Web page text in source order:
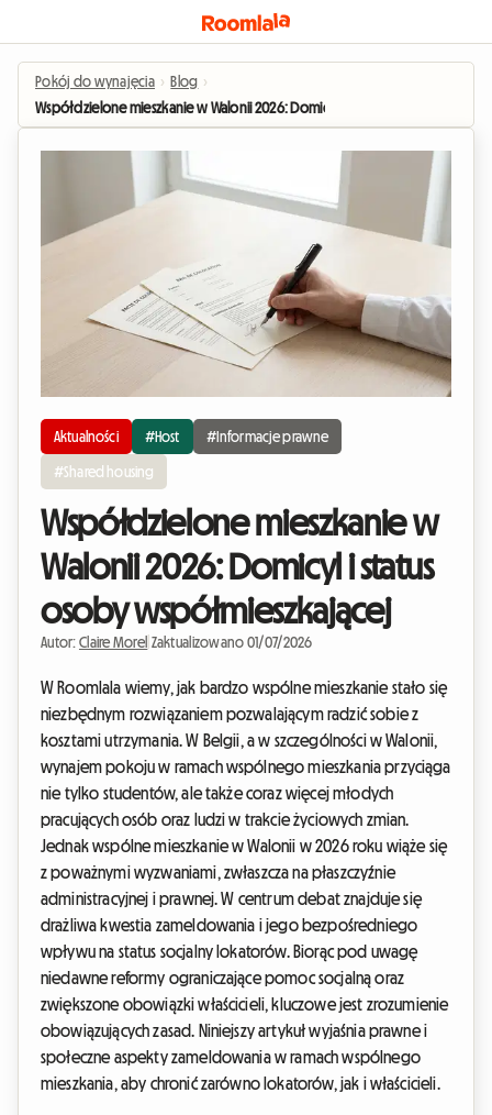
Pokój do wynajęcia › Blog ›
Współdzielone mieszkanie w Walonii 2026: Domicyl i status osoby
Aktualności #Host #Informacje prawne
#Shared housing
Współdzielone mieszkanie w
Walonii 2026: Domicyl i status
osoby współmieszkającej
Autor: Claire Morel Zaktualizowano 01/07/2026
W Roomlala wiemy, jak bardzo wspólne mieszkanie stało się
niezbędnym rozwiązaniem pozwalającym radzić sobie z
kosztami utrzymania. W Belgii, a w szczególności w Walonii,
wynajem pokoju w ramach wspólnego mieszkania przyciąga
nie tylko studentów, ale także coraz więcej młodych
pracujących osób oraz ludzi w trakcie życiowych zmian.
Jednak wspólne mieszkanie w Walonii w 2026 roku wiąże się
z poważnymi wyzwaniami, zwłaszcza na płaszczyźnie
administracyjnej i prawnej. W centrum debat znajduje się
drażliwa kwestia zameldowania i jego bezpośredniego
wpływu na status socjalny lokatorów. Biorąc pod uwagę
niedawne reformy ograniczające pomoc socjalną oraz
zwiększone obowiązki właścicieli, kluczowe jest zrozumienie
obowiązujących zasad. Niniejszy artykuł wyjaśnia prawne i
społeczne aspekty zameldowania w ramach wspólnego
mieszkania, aby chronić zarówno lokatorów, jak i właścicieli.